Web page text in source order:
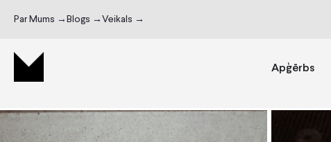
Par Mums → Blogs → Veikals →
Apģērbs